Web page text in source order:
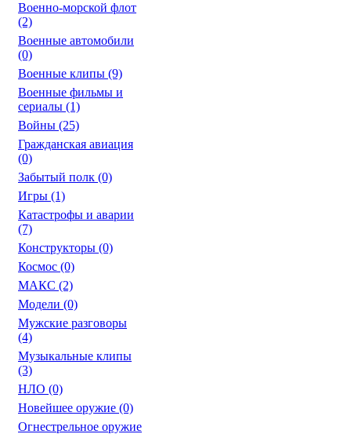
Военно-морской флот
(2)
Военные автомобили
(0)
Военные клипы (9)
Военные фильмы и
сериалы (1)
Войны (25)
Гражданская авиация
(0)
Забытый полк (0)
Игры (1)
Катастрофы и аварии
(7)
Конструкторы (0)
Космос (0)
МАКС (2)
Модели (0)
Мужские разговоры
(4)
Музыкальные клипы
(3)
НЛО (0)
Новейшее оружие (0)
Огнестрельное оружие